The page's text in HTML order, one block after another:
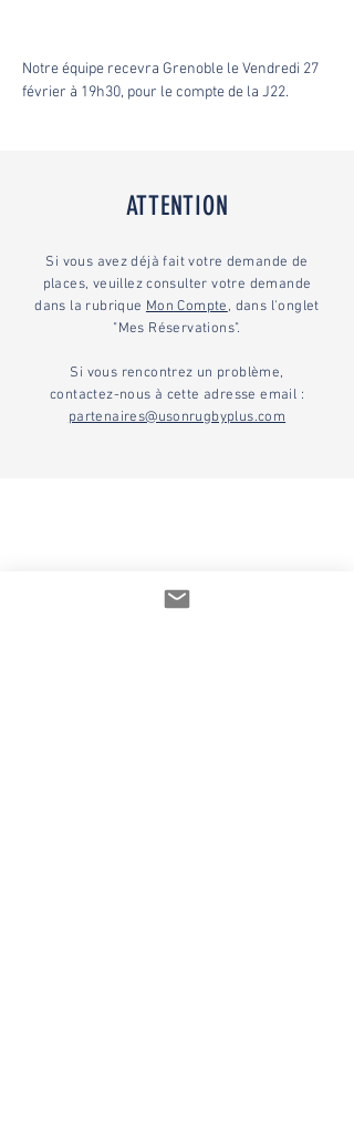
Notre équipe recevra Grenoble le Vendredi 27
février à 19h30, pour le compte de la J22.
ATTENTION
Si vous avez déjà fait votre demande de
places, veuillez consulter votre demande
dans la rubrique Mon Compte, dans l'onglet
"Mes Réservations".
Si vous rencontrez un problème,
contactez-nous à cette adresse email :
partenaires@usonrugbyplus.com